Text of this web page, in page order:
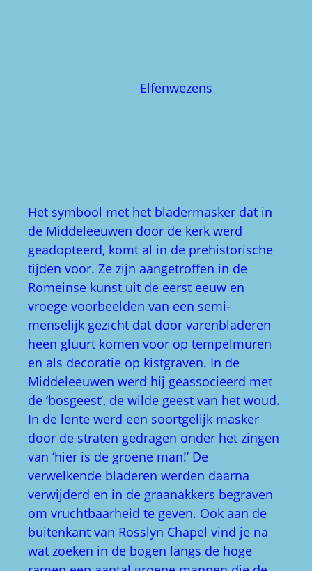
de Middeleeuwen door de kerk werd
heen gluurt komen voor op tempelmuren
en als decoratie op kistgraven. In de
Middeleeuwen werd hij geassocieerd met
de ‘bosgeest’, de wilde geest van het woud.
In de lente werd een soortgelijk masker
door de straten gedragen onder het zingen
van ‘hier is de groene man!’ De
verwelkende bladeren werden daarna
verwijderd en in de graanakkers begraven
om vruchtbaarheid te geven. Ook aan de
buitenkant van Rosslyn Chapel vind je na
wat zoeken in de bogen langs de hoge
ramen een aantal groene mannen die de
vier jaargetijden uitbeelden; van doods
naar heel levend.
De omgeving
Als je voor de kapel staat, en je slaat
linksaf, neem dan niet het eerste hek rechts